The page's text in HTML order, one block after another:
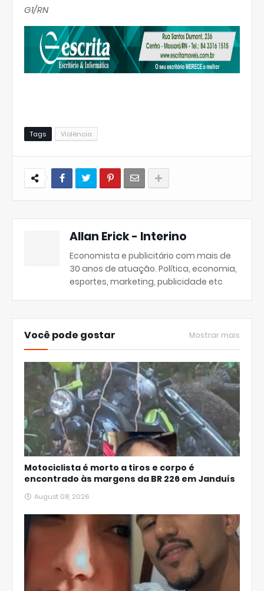
G1/RN
Tags Violência
Allan Erick - Interino
Economista e publicitário com mais de
30 anos de atuação. Política, economia,
esportes, marketing, publicidade etc
Você pode gostar Mostrar mais
Motociclista é morto a tiros e corpo é
encontrado às margens da BR 226 em Janduís
August 08, 2026